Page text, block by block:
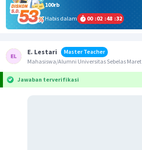
100rb
Habis dalam
00 :02 :48 :32
E. Lestari
Master Teacher
Mahasiswa/Alumni Universitas Sebelas Maret
Jawaban terverifikasi